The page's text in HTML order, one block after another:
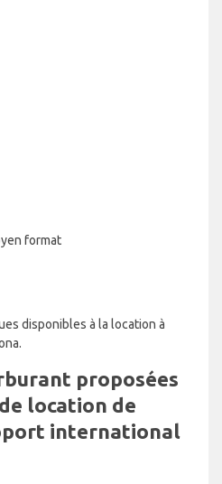
format
disponibles à la location à
proposées
location de
international